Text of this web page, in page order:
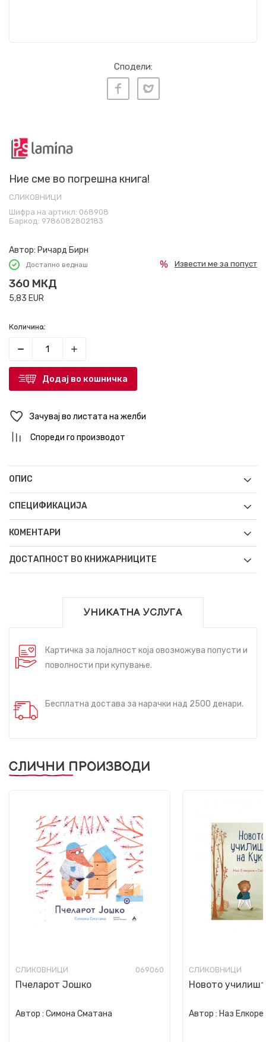
Сподели:
Ние сме во погрешна книга!
СЛИКОВНИЦИ
Шифра на артикл: 068908
Баркод: 9786082802183
Автор: Ричард Бирн
Достапно веднаш
360 МКД
5,83 EUR
Извести ме за попуст
Количина:
Додај во кошничка
Зачувај во листата на желби
Спореди го производот
ОПИС
СПЕЦИФИКАЦИЈА
КОМЕНТАРИ
ДОСТАПНОСТ ВО КНИЖАРНИЦИТЕ
УНИКАТНА УСЛУГА
Картичка за лојалност која овозможува попусти и
поволности при купување.
Бесплатна достава за нарачки над 2500 денари.
СЛИЧНИ ПРОИЗВОДИ
СЛИКОВНИЦИ 069060
Пчеларот Јошко
Автор : Симона Сматана
СЛИКОВНИЦИ
Новото
Автор : Наз